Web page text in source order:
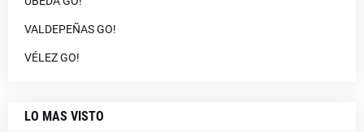
VALDEPEÑAS GO!
VÉLEZ GO!
LO MAS VISTO